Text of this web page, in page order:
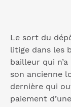
Le sort du
litige dans les
bailleur qui
son ancienne
dernière qui
paiement